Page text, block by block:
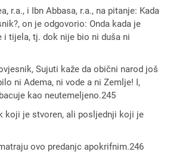
r.a., i Ibn Abbasa, r.a., na pitanje: Kada
on je odgovorio: Onda kada je
i tijela, tj. dok nije bio ni duša ni
Sujuti kaže da obični narod još
ni Adema, ni vode a ni Zemlje! I,
kao neutemeljeno.245
koji je stvoren, ali posljednji koji je
ovo predanjc apokrifnim.246